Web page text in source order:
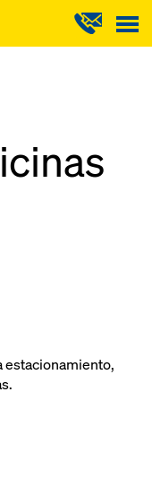
estacionamiento,